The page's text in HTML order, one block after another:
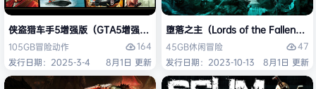
侠盗猎车手5增强版（GTA5增强版（Grand Theft Auto V Enhanced）免
105GB冒险动作
164
发行日期：2025-3-4
8月1日 更新
堕落之主（Lords of the Fallen）免
45GB休闲冒险
47
发行日期：2023-10-13
8月1日 更新